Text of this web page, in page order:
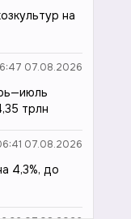
на
07.08.2026
трлн
07.08.2026
4,3%, до